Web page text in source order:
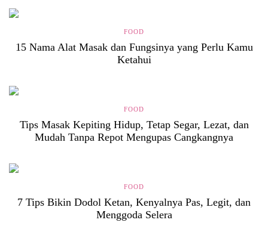
FOOD
15 Nama Alat Masak dan Fungsinya yang Perlu Kamu
Ketahui
FOOD
Tips Masak Kepiting Hidup, Tetap Segar, Lezat, dan
Mudah Tanpa Repot Mengupas Cangkangnya
FOOD
7 Tips Bikin Dodol Ketan, Kenyalnya Pas, Legit, dan
Menggoda Selera